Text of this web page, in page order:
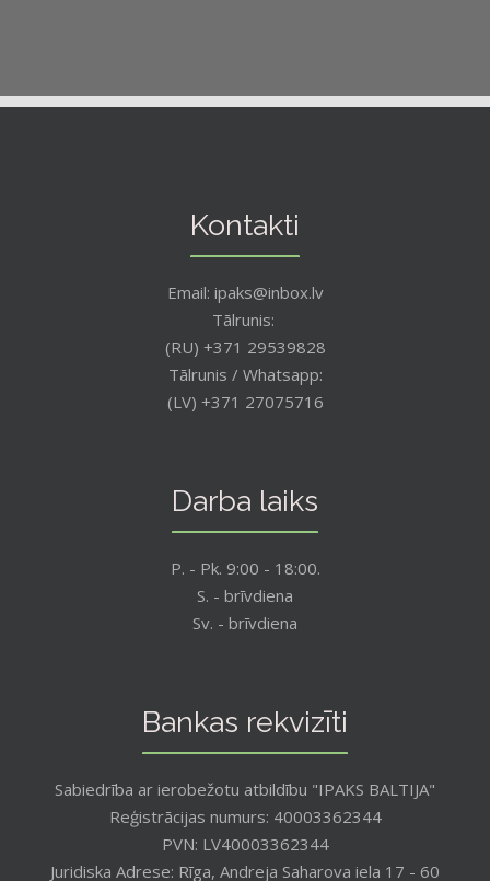
Kontakti
Email: ipaks@inbox.lv
Tālrunis:
(RU) +371 29539828
Tālrunis / Whatsapp:
(LV) +371 27075716
Darba laiks
P. - Pk. 9:00 - 18:00.
S. - brīvdiena
Sv. - brīvdiena
Bankas rekvizīti
Sabiedrība ar ierobežotu atbildību "IPAKS BALTIJA"
Reģistrācijas numurs: 40003362344
PVN: LV40003362344
Juridiska Adrese: Rīga, Andreja Saharova iela 17 - 60